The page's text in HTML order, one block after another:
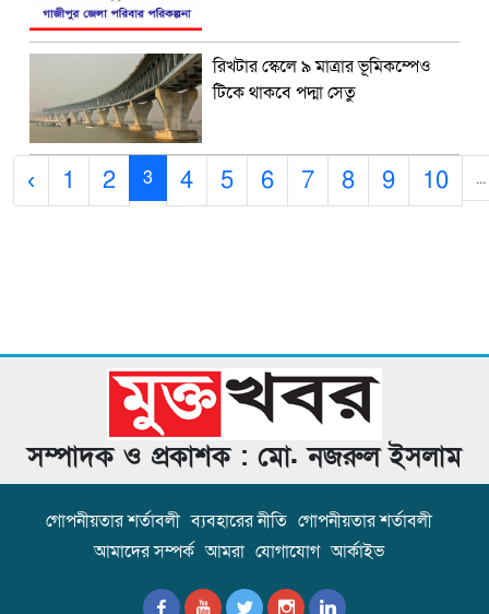
রিখটার স্কেলে ৯ মাত্রার ভূমিকম্পেও
টিকে থাকবে পদ্মা সেতু
‹ 1 2 3 4 5 6 7 8 9 10 ...
সম্পাদক ও প্রকাশক : মো. নজরুল ইসলাম
গোপনীয়তার শর্তাবলী ব্যবহারের নীতি গোপনীয়তার শর্তাবলী
আমাদের সম্পর্ক আমরা যোগাযোগ আর্কাইভ